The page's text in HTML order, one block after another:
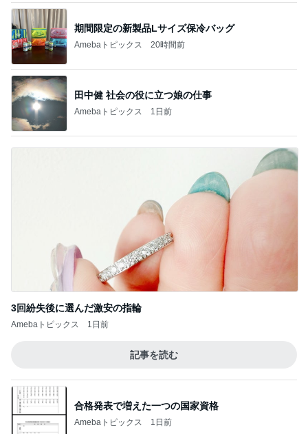
期間限定の新製品Lサイズ保冷バッグ
Amebaトピックス 20時間前
田中健 社会の役に立つ娘の仕事
Amebaトピックス 1日前
3回紛失後に選んだ激安の指輪
Amebaトピックス 1日前
記事を読む
合格発表で増えた一つの国家資格
Amebaトピックス 1日前